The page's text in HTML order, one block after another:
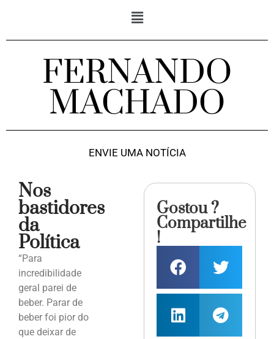
FERNANDO
MACHADO
ENVIE UMA NOTÍCIA
Nos
bastidores
da
Política
“Para
incredibilidade
geral parei de
beber. Parar de
beber foi pior do
que deixar de
Gostou ?
Compartilhe
!